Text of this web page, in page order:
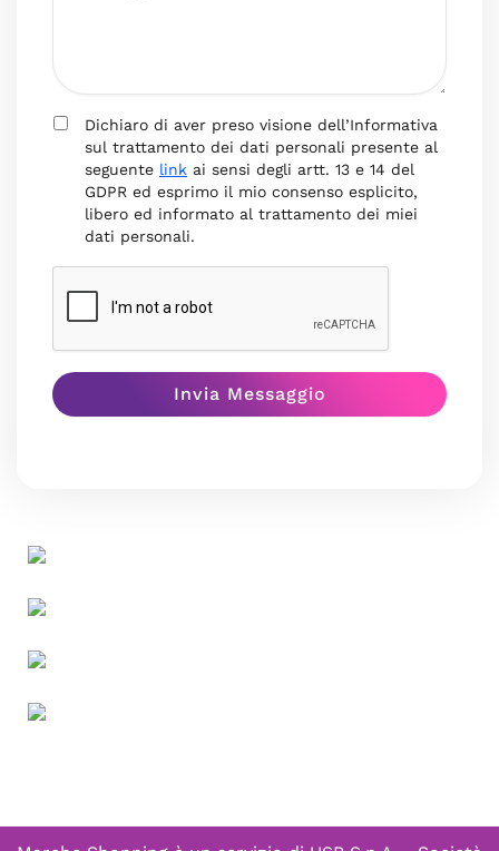
Dichiaro di aver preso visione dell’Informativa
sul trattamento dei dati personali presente al
seguente link ai sensi degli artt. 13 e 14 del
GDPR ed esprimo il mio consenso esplicito,
libero ed informato al trattamento dei miei
dati personali.